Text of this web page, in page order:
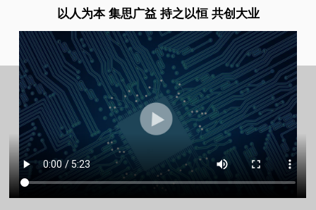
以人为本 集思广益 持之以恒 共创大业